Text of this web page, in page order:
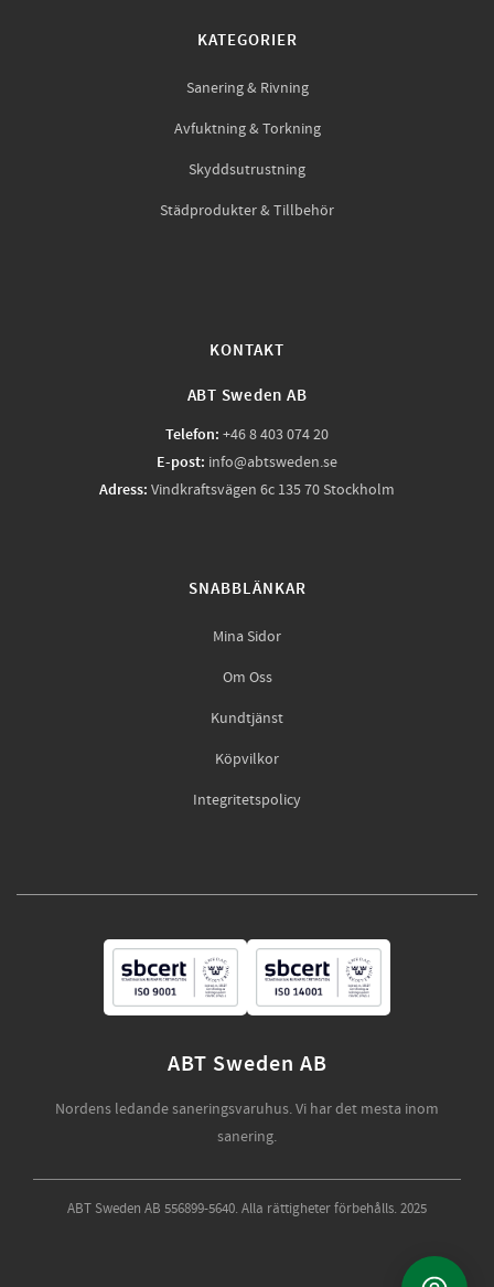
KATEGORIER
Sanering & Rivning
Avfuktning & Torkning
Skyddsutrustning
Städprodukter & Tillbehör
KONTAKT
ABT Sweden AB
Telefon: +46 8 403 074 20
E-post: info@abtsweden.se
Adress: Vindkraftsvägen 6c 135 70 Stockholm
SNABBLÄNKAR
Mina Sidor
Om Oss
Kundtjänst
Köpvilkor
Integritetspolicy
ABT Sweden AB
Nordens ledande saneringsvaruhus. Vi har det mesta inom
sanering.
ABT Sweden AB 556899-5640. Alla rättigheter förbehålls. 2025